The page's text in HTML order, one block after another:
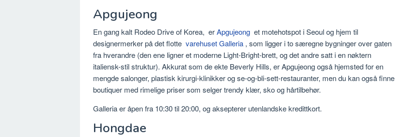
Apgujeong
En gang kalt Rodeo Drive of Korea, erApgujeong et motehotspot i Seoul og hjem til
designermerker på det flotte varehuset Galleria , som ligger i to særegne bygninger over gaten
fra hverandre (den ene ligner et moderne Light-Bright-brett, og det andre satt i en nøktern
italiensk-stil struktur). Akkurat som de ekte Beverly Hills, er Apgujeong også hjemsted for en
mengde salonger, plastisk kirurgi-klinikker og se-og-bli-sett-restauranter, men du kan også finne
boutiquer med rimelige priser som selger trendy klær, sko og hårtilbehør.
Galleria er åpen fra 10:30 til 20:00, og aksepterer utenlandske kredittkort.
Hongdae